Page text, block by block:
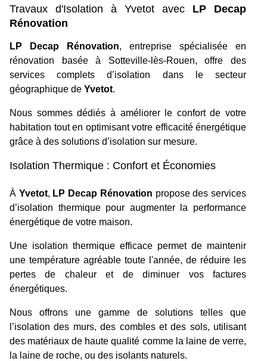
Travaux d'Isolation à Yvetot avec LP Decap
Rénovation
LP Decap Rénovation, entreprise spécialisée en
rénovation basée à Sotteville-lès-Rouen, offre des
services complets d’isolation dans le secteur
géographique de Yvetot.
Nous sommes dédiés à améliorer le confort de votre
habitation tout en optimisant votre efficacité énergétique
grâce à des solutions d’isolation sur mesure.
Isolation Thermique : Confort et Économies
À Yvetot, LP Decap Rénovation propose des services
d’isolation thermique pour augmenter la performance
énergétique de votre maison.
Une isolation thermique efficace permet de maintenir
une température agréable toute l'année, de réduire les
pertes de chaleur et de diminuer vos factures
énergétiques.
Nous offrons une gamme de solutions telles que
l’isolation des murs, des combles et des sols, utilisant
des matériaux de haute qualité comme la laine de verre,
la laine de roche, ou des isolants naturels.